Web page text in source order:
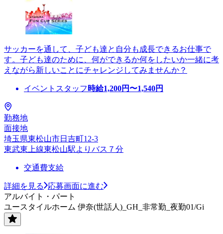
サッカーを通して、子ども達と自分も成長できるお仕事で
す。子ども達のために、何ができるか何をしたいか一緒に考
えながら新しいことにチャレンジしてみませんか？
イベントスタッフ 時給1,200円〜1,540円
勤務地
面接地
埼玉県東松山市日吉町12-3
東武東上線東松山駅よりバス７分
交通費支給
詳細を見る
応募画面に進む
アルバイト・パート
ユースタイルホーム 伊奈(世話人)_GH_非常勤_夜勤01/Gi